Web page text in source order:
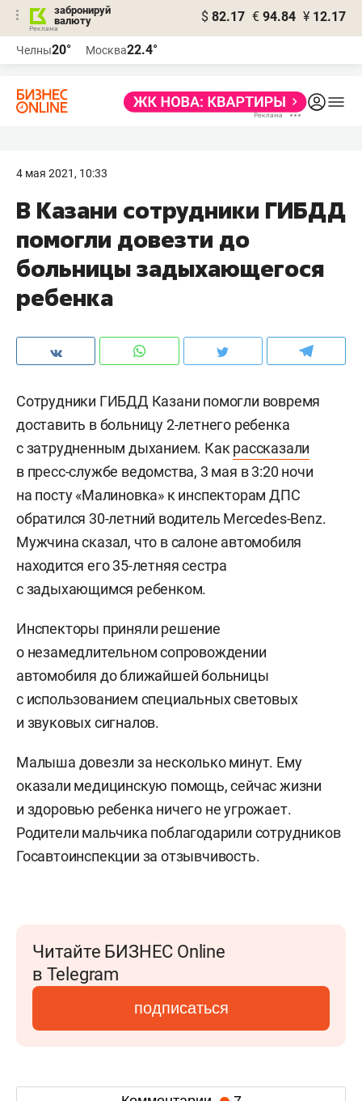
забронируй
валюту
$ 82.17 € 94.84 ¥ 12.17
Челны20° Москва22.4°
4 мая 2021, 10:33
В Казани сотрудники ГИБДД
помогли довезти до
больницы задыхающегося
ребенка
Сотрудники ГИБДД Казани помогли вовремя
доставить в больницу 2-летнего ребенка
с затрудненным дыханием. Как рассказали
в пресс-службе ведомства, 3 мая в 3:20 ночи
на посту «Малиновка» к инспекторам ДПС
обратился 30-летний водитель Mercedes-Benz.
Мужчина сказал, что в салоне автомобиля
находится его 35-летняя сестра
с задыхающимся ребенком.
Инспекторы приняли решение
о незамедлительном сопровождении
автомобиля до ближайшей больницы
с использованием специальных световых
и звуковых сигналов.
Малыша довезли за несколько минут. Ему
оказали медицинскую помощь, сейчас жизни
и здоровью ребенка ничего не угрожает.
Родители мальчика поблагодарили сотрудников
Госавтоинспекции за отзывчивость.
Читайте БИЗНЕС Online
в Telegram
подписаться